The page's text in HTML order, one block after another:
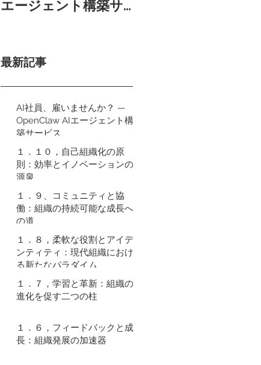
エージェント構築サ
最新記事
AI社員、雇いませんか？ —
OpenClaw AIエージェント構
築サービス
１．１０，自己組織化の原
則：効率とイノベーションの
源泉
１．９、コミュニティと協
働：組織の持続可能な成長へ
の道
１．８，柔軟な役割とアイデ
ンティティ：現代組織におけ
る新たなパラダイム
１．７，学習と革新：組織の
進化を促す二つの柱
１．６，フィードバックと成
長：組織発展の加速器